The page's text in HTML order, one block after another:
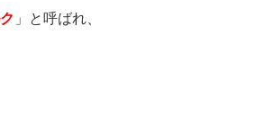
」と呼ばれ、